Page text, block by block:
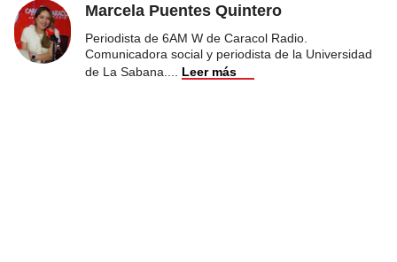
Marcela Puentes Quintero
Periodista de 6AM W de Caracol Radio.
Comunicadora social y periodista de la Universidad
de La Sabana.
Leer más